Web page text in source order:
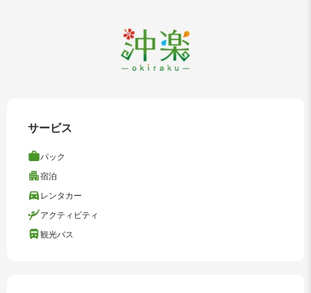
サービス
パック
宿泊
レンタカー
アクティビティ
観光バス